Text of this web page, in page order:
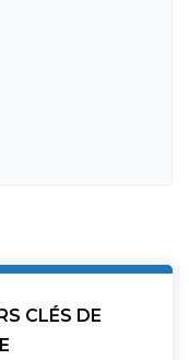
CLÉS DE